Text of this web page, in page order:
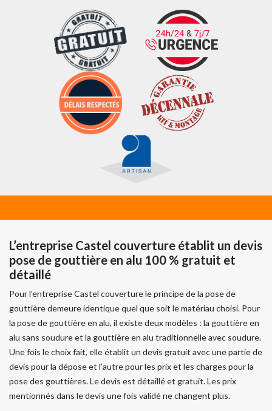
L’entreprise Castel couverture établit un devis
pose de gouttière en alu 100 % gratuit et
détaillé
Pour l’entreprise Castel couverture le principe de la pose de
gouttière demeure identique quel que soit le matériau choisi. Pour
la pose de gouttière en alu, il existe deux modèles : la gouttière en
alu sans soudure et la gouttière en alu traditionnelle avec soudure.
Une fois le choix fait, elle établit un devis gratuit avec une partie de
devis pour la dépose et l’autre pour les prix et les charges pour la
pose des gouttières. Le devis est détaillé et gratuit. Les prix
mentionnés dans le devis une fois validé ne changent plus.